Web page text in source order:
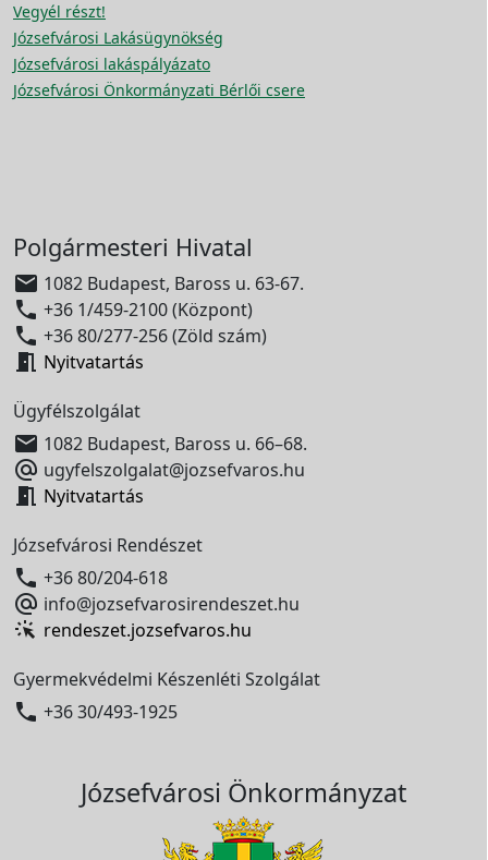
Vegyél részt!
Józsefvárosi Lakásügynökség
Józsefvárosi lakáspályázato
Józsefvárosi Önkormányzati Bérlői csere
Polgármesteri Hivatal
 1082 Budapest, Baross u. 63-67.
 +36 1/459-2100 (Központ)
 +36 80/277-256 (Zöld szám)
 Nyitvatartás
Ügyfélszolgálat
 1082 Budapest, Baross u. 66–68.
 ugyfelszolgalat@jozsefvaros.hu
 Nyitvatartás
Józsefvárosi Rendészet
 +36 80/204-618
 info@jozsefvarosirendeszet.hu
rendeszet.jozsefvaros.hu
Gyermekvédelmi Készenléti Szolgálat
 +36 30/493-1925
Józsefvárosi Önkormányzat